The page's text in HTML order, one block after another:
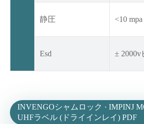
静圧 <10
Esd ± 2000v
INVENGOシャムロック · IMPINJ
UHFラベル (ドライインレイ) PDF